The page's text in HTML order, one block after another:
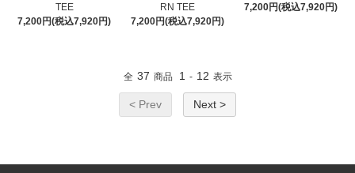
TEE
7,200円(税込7,920円)
RN TEE
7,200円(税込7,920円)
7,200円(税込7,920円)
全 37 商品 1 - 12 表示
< Prev Next >